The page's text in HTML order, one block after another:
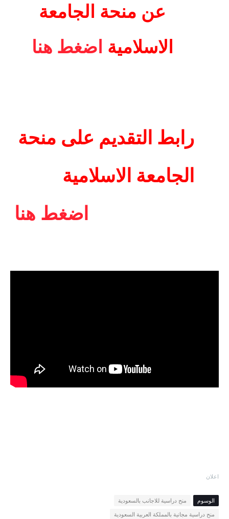
عن منحة الجامعة
الاسلامية اضغط هنا
رابط التقديم على منحة
الجامعة الاسلامية
اضغط هنا
اعلان
الوسوم
منح دراسية للاجانب بالسعودية
منح دراسية مجانية بالمملكة العربية السعودية